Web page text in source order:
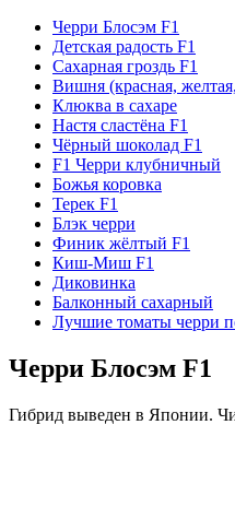
Черри Блосэм F1
Детская радость F1
Сахарная гроздь F1
Вишня (красная,
Клюква в сахаре
Настя сластёна F1
Чёрный шоколад F1
F1 Черри клубничный
Божья коровка
Терек F1
Блэк черри
Финик жёлтый F1
Киш-Миш F1
Диковинка
Балконный сахарный
Лучшие томаты черри
Черри Блосэм F1
Гибрид выведен в Японии.